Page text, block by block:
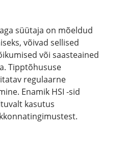
süütaja on mõeldud
võivad sellised
või saasteained
Tipptõhususe
regulaarne
Enamik HSI -sid
kasutus